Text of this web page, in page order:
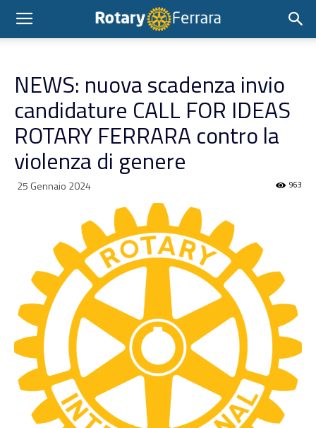
NEWS: nuova scadenza invio
candidature CALL FOR IDEAS
ROTARY FERRARA contro la
violenza di genere
25 Gennaio 2024 963